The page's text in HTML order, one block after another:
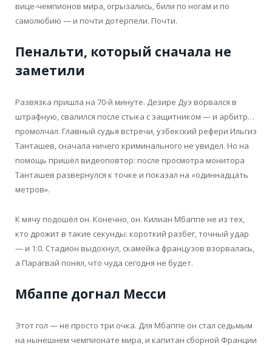
вице-чемпионов мира, огрызались, били по ногам и по
самолюбию — и почти дотерпели. Почти.
Пенальти, который сначала не
заметили
Развязка пришла на 70-й минуте. Дезире Дуэ ворвался в
штрафную, свалился после стыка с защитником — и арбитр…
промолчал. Главный судья встречи, узбекский рефери Ильгиз
Танташев, сначала ничего криминального не увидел. Но на
помощь пришёл видеоповтор: после просмотра монитора
Танташев развернулся к точке и показал на «одиннадцать
метров».
К мячу подошёл он. Конечно, он. Килиан Мбаппе не из тех,
кто дрожит в такие секунды: короткий разбег, точный удар
— и 1:0. Стадион выдохнул, скамейка французов взорвалась,
а Парагвай понял, что чуда сегодня не будет.
Мбаппе догнал Месси
Этот гол — не просто три очка. Для Мбаппе он стал седьмым
на нынешнем чемпионате мира, и капитан сборной Франции